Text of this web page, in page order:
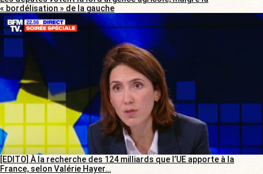
« bordélisation » de la gauche
[EDITO] À la recherche des 124 milliards que l’UE apporte à la
France, selon Valérie Hayer…